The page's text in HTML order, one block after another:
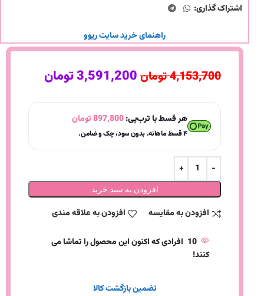
اشتراک گذاری:
راهنمای خرید سایت ریوو
4,153,700تومان 3,591,200تومان
هر قسط با ترب‌پی:897,800تومان
۴ قسط ماهانه. بدون سود، چک و ضامن.
افزودن به سبد خرید
افزودن به مقایسه افزودن به علاقه مندی
10 افرادی که اکنون این محصول را تماشا می
کنند!
تضمین بازگشت کالا